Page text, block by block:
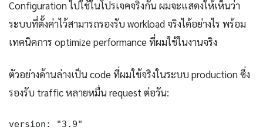
Configuration ไปใช้ในโปรเจคจริงกัน ผมจะแสดงให้เห็นว่า
ระบบที่ตั้งค่าไว้สามารถรองรับ workload จริงได้อย่างไร พร้อม
เทคนิคการ optimize performance ที่ผมใช้ในงานจริง
ตัวอย่างด้านล่างเป็น code ที่ผมใช้จริงในระบบ production ซึ่ง
รองรับ traffic หลายหมื่น request ต่อวัน:
version: "3.9"